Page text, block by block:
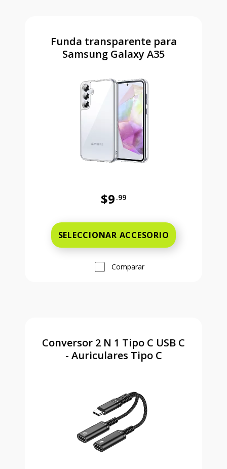
Funda transparente para
Samsung Galaxy A35
$9 .99
SELECCIONAR ACCESORIO
Comparar
Conversor 2 N 1 Tipo C USB C
- Auriculares Tipo C